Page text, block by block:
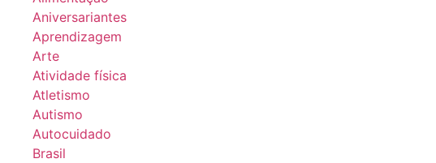
Aniversariantes
Aprendizagem
Arte
Atividade física
Atletismo
Autismo
Autocuidado
Brasil